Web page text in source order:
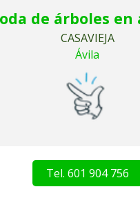
de árboles
CASAVIEJA
Ávila
Tel. 601 904 756